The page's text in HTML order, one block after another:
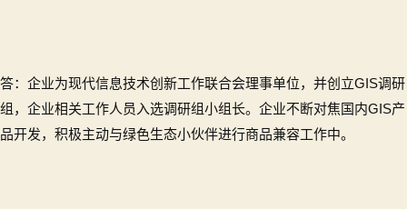
答：企业为现代信息技术创新工作联合会理事单位，并创立GIS调研
组，企业相关工作人员入选调研组小组长。企业不断对焦国内GIS产
品开发，积极主动与绿色生态小伙伴进行商品兼容工作中。